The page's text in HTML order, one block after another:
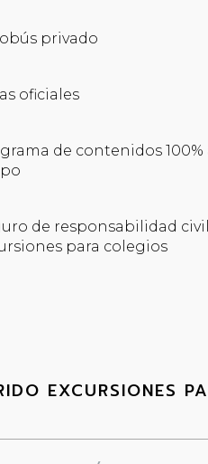
privado
oficiales
de contenidos 100%
de responsabilidad
para colegios
EXCURSIONES